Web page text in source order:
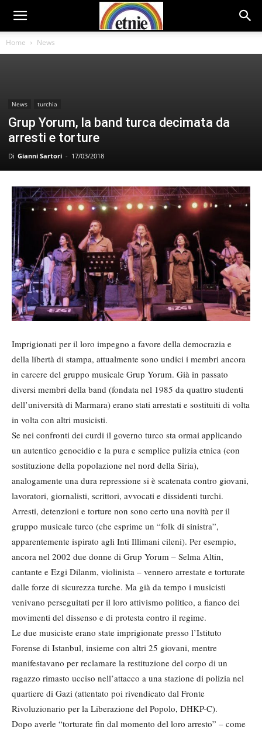
Home News
News turchia
Grup Yorum, la band turca decimata da
arresti e torture
Di Gianni Sartori - 17/03/2018
Imprigionati per il loro impegno a favore della democrazia e
della libertà di stampa, attualmente sono undici i membri ancora
in carcere del gruppo musicale Grup Yorum. Già in passato
diversi membri della band (fondata nel 1985 da quattro studenti
dell’università di Marmara) erano stati arrestati e sostituiti di volta
in volta con altri musicisti.
Se nei confronti dei curdi il governo turco sta ormai applicando
un autentico genocidio e la pura e semplice pulizia etnica (con
sostituzione della popolazione nel nord della Siria),
analogamente una dura repressione si è scatenata contro giovani,
lavoratori, giornalisti, scrittori, avvocati e dissidenti turchi.
Arresti, detenzioni e torture non sono certo una novità per il
gruppo musicale turco (che esprime un “folk di sinistra”,
apparentemente ispirato agli Inti Illimani cileni). Per esempio,
ancora nel 2002 due donne di Grup Yorum – Selma Altin,
cantante e Ezgi Dilanm, violinista – vennero arrestate e torturate
dalle forze di sicurezza turche. Ma già da tempo i musicisti
venivano perseguitati per il loro attivismo politico, a fianco dei
movimenti del dissenso e di protesta contro il regime.
Le due musiciste erano state imprigionate presso l’Istituto
Forense di Istanbul, insieme con altri 25 giovani, mentre
manifestavano per reclamare la restituzione del corpo di un
ragazzo rimasto ucciso nell’attacco a una stazione di polizia nel
quartiere di Gazi (attentato poi rivendicato dal Fronte
Rivoluzionario per la Liberazione del Popolo, DHKP-C).
Dopo averle “torturate fin dal momento del loro arresto” – come